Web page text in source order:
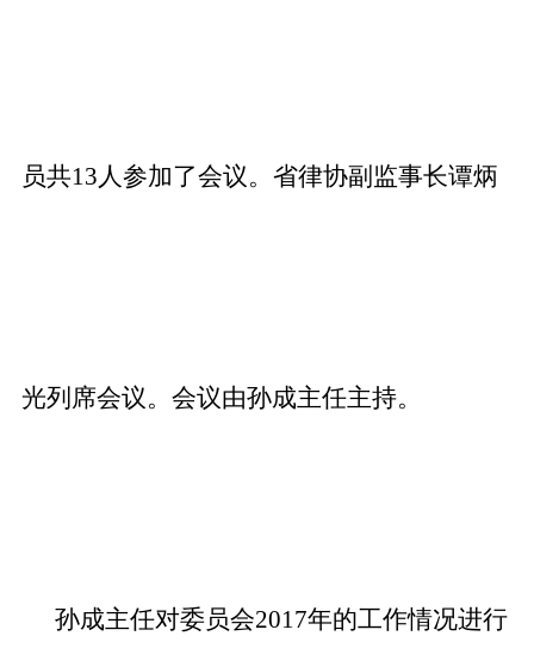
员共13人参加了会议。省律协副监事长谭炳
光列席会议。会议由孙成主任主持。
孙成主任对委员会2017年的工作情况进行